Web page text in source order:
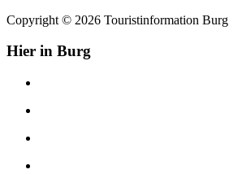
Copyright © 2026 Touristinformation Burg
Hier in Burg